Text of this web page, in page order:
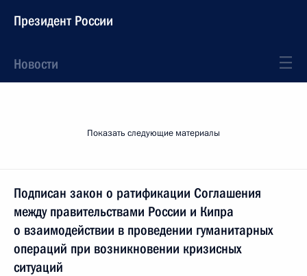
Президент России
Новости
Показать следующие материалы
Подписан закон о ратификации Соглашения
между правительствами России и Кипра
о взаимодействии в проведении гуманитарных
операций при возникновении кризисных
ситуаций